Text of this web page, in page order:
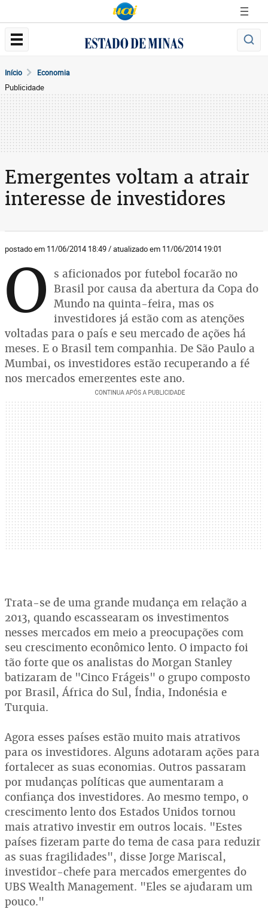
Início Economia
Publicidade
Emergentes voltam a atrair
interesse de investidores
postado em 11/06/2014 18:49 / atualizado em 11/06/2014 19:01
O
s aficionados por futebol focarão no
Brasil por causa da abertura da Copa do
Mundo na quinta-feira, mas os
investidores já estão com as atenções
voltadas para o país e seu mercado de ações há
meses. E o Brasil tem companhia. De São Paulo a
Mumbai, os investidores estão recuperando a fé
nos mercados emergentes este ano.
Trata-se de uma grande mudança em relação a
2013, quando escassearam os investimentos
nesses mercados em meio a preocupações com
seu crescimento econômico lento. O impacto foi
tão forte que os analistas do Morgan Stanley
batizaram de "Cinco Frágeis" o grupo composto
por Brasil, África do Sul, Índia, Indonésia e
Turquia.
Agora esses países estão muito mais atrativos
para os investidores. Alguns adotaram ações para
fortalecer as suas economias. Outros passaram
por mudanças políticas que aumentaram a
confiança dos investidores. Ao mesmo tempo, o
crescimento lento dos Estados Unidos tornou
mais atrativo investir em outros locais. "Estes
países fizeram parte do tema de casa para reduzir
as suas fragilidades", disse Jorge Mariscal,
investidor-chefe para mercados emergentes do
UBS Wealth Management. "Eles se ajudaram um
pouco."